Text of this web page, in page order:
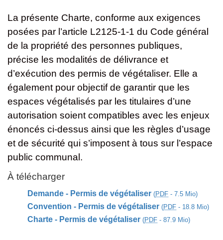
La présente Charte, conforme aux exigences
posées par l’article L2125-1-1 du Code général
de la propriété des personnes publiques,
précise les modalités de délivrance et
d’exécution des permis de végétaliser. Elle a
également pour objectif de garantir que les
espaces végétalisés par les titulaires d’une
autorisation soient compatibles avec les enjeux
énoncés ci-dessus ainsi que les règles d’usage
et de sécurité qui s’imposent à tous sur l’espace
public communal.
À télécharger
Demande - Permis de végétaliser (PDF - 7.5 Mio)
Convention - Permis de végétaliser (PDF - 18.8 Mio)
Charte - Permis de végétaliser (PDF - 87.9 Mio)